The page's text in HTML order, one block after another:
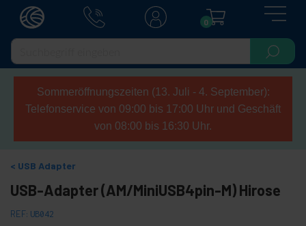
0
Sommeröffnungszeiten (13. Juli - 4. September):
Telefonservice von 09:00 bis 17:00 Uhr und Geschäft
von 08:00 bis 16:30 Uhr.
USB Adapter
USB-Adapter (AM/MiniUSB4pin-M) Hirose
REF: UB042